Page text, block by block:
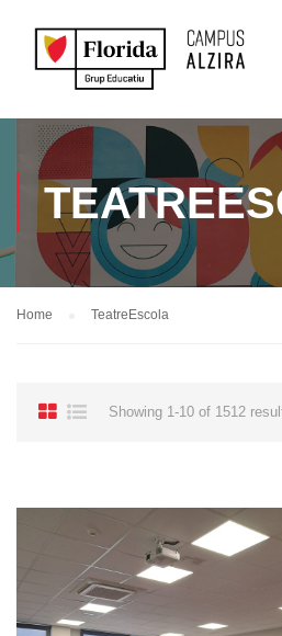
Home TeatreEscola
Showing 1-10 of 1512